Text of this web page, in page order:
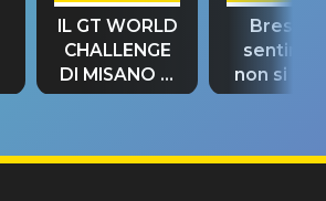
IL GT WORLD
CHALLENGE
DI MISANO si
riconferma
Bresh:
non si
fino alla